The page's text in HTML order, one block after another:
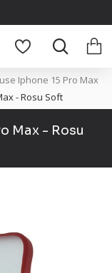
Iphone 15 Pro Max
- Rosu Soft
Max - Rosu